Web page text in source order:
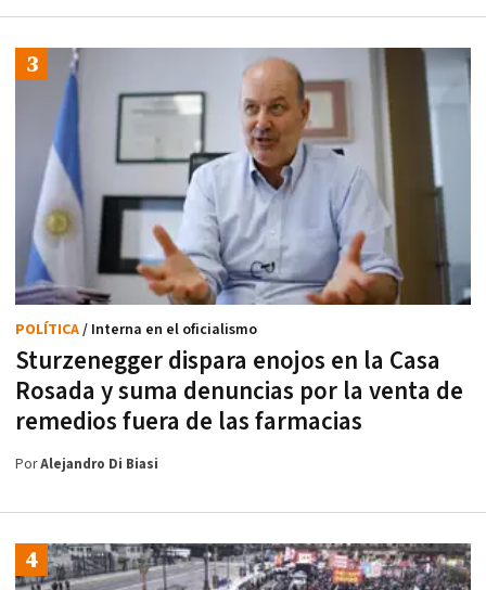
Sturzenegger dispara enojos en la Casa
Rosada y suma denuncias por la venta de
remedios fuera de las farmacias
POLÍTICA/ Interna en el oficialismo
PorAlejandro Di Biasi